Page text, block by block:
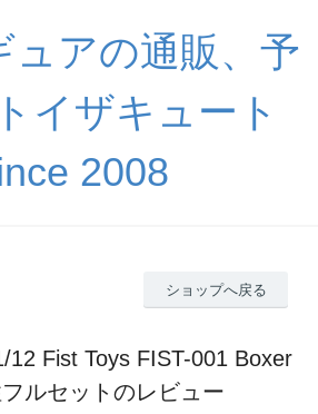
ュアの通販、予
イザキュート
2008
ショップへ戻る
12 Fist Toys FIST-001 Boxer
ルセットのレビュー